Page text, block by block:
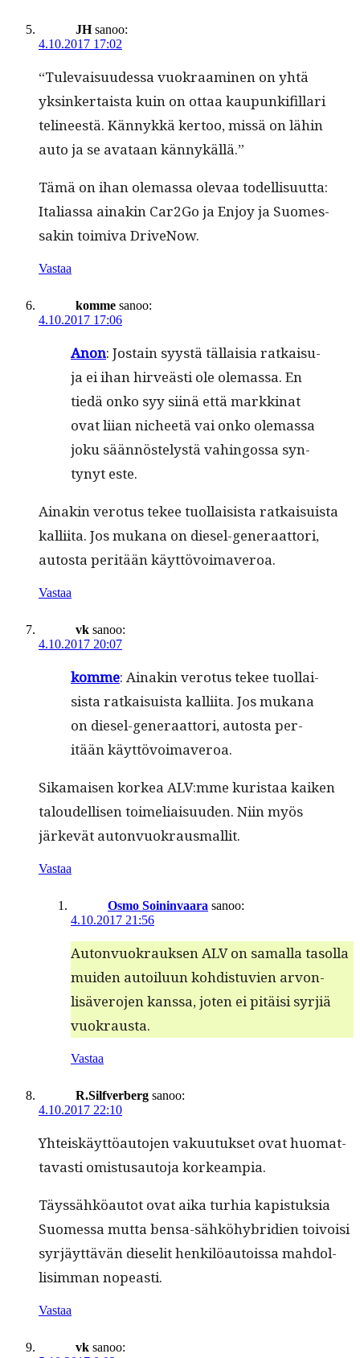
JH sanoo:
4.10.2017 17:02
“Tule­vaisu­udessa vuokraami­nen on yhtä
yksinker­taista kuin on ottaa kaupunki­fil­lari
telineestä. Kän­nykkä ker­too, mis­sä on lähin
auto ja se avataan kännykällä.”
Tämä on ihan ole­mas­sa ole­vaa todel­lisu­ut­ta:
Ital­ias­sa ainakin Car2Go ja Enjoy ja Suomes­
sakin toimi­va DriveNow.
Vastaa
komme sanoo:
4.10.2017 17:06
Anon: Jostain syys­tä täl­laisia ratkaisu­
ja ei ihan hirveästi ole ole­mas­sa. En
tiedä onko syy siinä että markki­nat
ovat liian nicheetä vai onko ole­mas­sa
joku sään­nöstelystä vahin­gos­sa syn­
tynyt este.
Ainakin vero­tus tekee tuol­lai­sista ratkaisu­ista
kalli­ita. Jos mukana on diesel-gen­er­aat­tori,
autos­ta per­itään käyttövoimaveroa.
Vastaa
vk sanoo:
4.10.2017 20:07
komme: Ainakin vero­tus tekee tuol­lai­
sista ratkaisu­ista kalli­ita. Jos mukana
on diesel-gen­er­aat­tori, autos­ta per­
itään käyttövoimaveroa.
Sika­maisen korkea ALV:mme kuris­taa kaiken
taloudel­lisen toimeli­aisu­u­den. Niin myös
järkevät autonvuokrausmallit.
Vastaa
Osmo Soininvaara sanoo:
4.10.2017 21:56
Auton­vuokrauk­sen ALV on samal­la tasol­la
muiden autoilu­un kohdis­tu­vien arvon­
lisävero­jen kanssa, joten ei pitäisi syr­jiä
vuokrausta.
Vastaa
R.Silfverberg sanoo:
4.10.2017 22:10
Yhteiskäyt­töau­to­jen vaku­u­tuk­set ovat huo­mat­
tavasti omis­tusauto­ja korkeampia.
Täyssähköau­tot ovat aika turhia kapis­tuk­sia
Suomes­sa mut­ta ben­sa-sähköhy­bri­di­en toivoisi
syr­jäyt­tävän dieselit henkilöau­tois­sa mah­dol­
lisim­man nopeasti.
Vastaa
vk sanoo: